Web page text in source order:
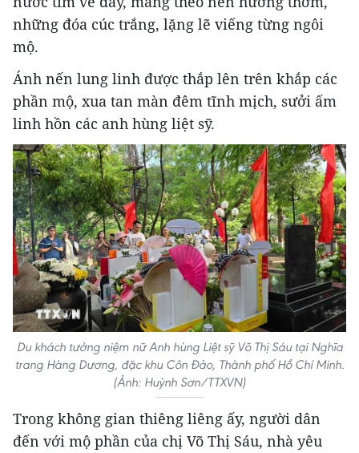
những đóa cúc trắng, lặng lẽ viếng từng ngôi
mộ.
Ánh nến lung linh được thắp lên trên khắp các
phần mộ, xua tan màn đêm tĩnh mịch, sưởi ấm
linh hồn các anh hùng liệt sỹ.
Du khách tưởng niệm nữ Anh hùng Liệt sỹ Võ Thị Sáu tại Nghĩa
trang Hàng Dương, đặc khu Côn Đảo, Thành phố Hồ Chí Minh.
(Ảnh: Huỳnh Sơn/TTXVN)
Trong không gian thiêng liêng ấy, người dân
đến với mộ phần của chị Võ Thị Sáu, nhà yêu